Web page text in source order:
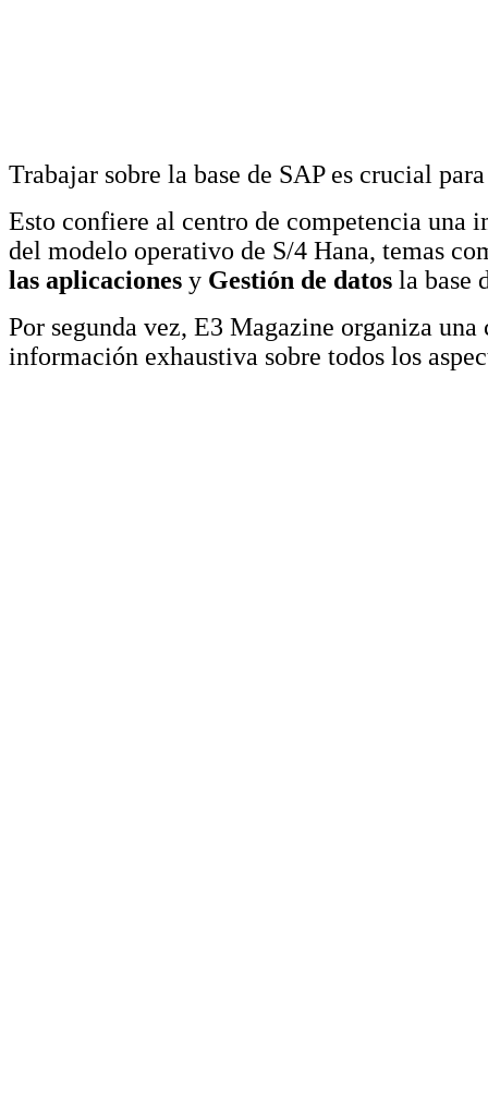
Trabajar sobre la base de SAP es crucial
Esto confiere al centro de competencia una
del modelo operativo de S/4 Hana, temas
las aplicaciones y Gestión de datos la base
Por segunda vez, E3 Magazine organiza
información exhaustiva sobre todos los